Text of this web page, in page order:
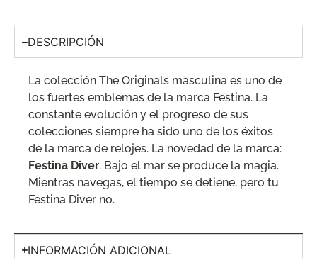
DESCRIPCIÓN
La colección The Originals masculina es uno de
los fuertes emblemas de la marca Festina. La
constante evolución y el progreso de sus
colecciones siempre ha sido uno de los éxitos
de la marca de relojes. La novedad de la marca:
Festina Diver. Bajo el mar se produce la magia.
Mientras navegas, el tiempo se detiene, pero tu
Festina Diver no.
INFORMACIÓN ADICIONAL